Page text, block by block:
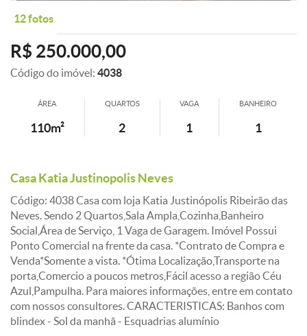
12 fotos
R$ 250.000,00
Código do imóvel: 4038
ÁREA
110m²
QUARTOS
2
VAGA
1
BANHEIRO
1
Casa Katia Justinopolis Neves
Código: 4038 Casa com loja Katia Justinópolis Ribeirão das
Neves. Sendo 2 Quartos,Sala Ampla,Cozinha,Banheiro
Social,Área de Serviço, 1 Vaga de Garagem. Imóvel Possui
Ponto Comercial na frente da casa. *Contrato de Compra e
Venda*Somente a vista. *Ótima Localização,Transporte na
porta,Comercio a poucos metros,Fácil acesso a região Céu
Azul,Pampulha. Para maiores informações, entre em contato
com nossos consultores. CARACTERISTICAS: Banhos com
blindex - Sol da manhã - Esquadrias alumínio